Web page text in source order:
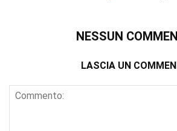
NESSUN
LASCIA UN